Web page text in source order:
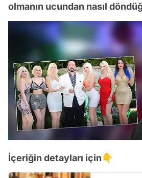
olmanın ucundan nasıl
İçeriğin detayları için👇